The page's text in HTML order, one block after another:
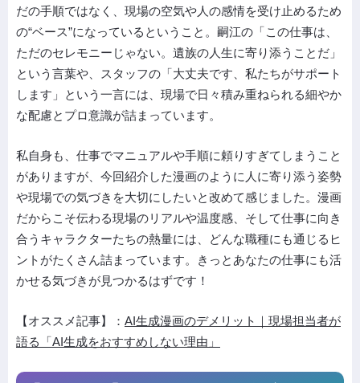
だの手順ではなく、現場の空気や人の感情を受け止めるため
の“ベース”になっているということ。嗣江の「この仕事は、
ただのセレモニーじゃない。遺族の人生に寄り添うことだ」
という言葉や、スタッフの「大丈夫です、私たちがサポート
します」という一言には、現場で日々積み重ねられる細やか
な配慮とプロ意識が詰まっています。
私自身も、仕事でマニュアルや手順に頼りすぎてしまうこと
がありますが、今回紹介した漫画のように人に寄り添う姿勢
や現場での気づきを大切にしたいと改めて感じました。漫画
だからこそ伝わる現場のリアルや温度感、そして仕事に向き
合うキャラクターたちの熱量には、どんな職種にも通じるヒ
ントがたくさん詰まっています。きっとあなたの仕事にも活
かせる気づきが見つかるはずです！
【オススメ記事】： AI生成漫画のデメリット｜現場担当者が
語る「AI生成をおすすめしない理由」